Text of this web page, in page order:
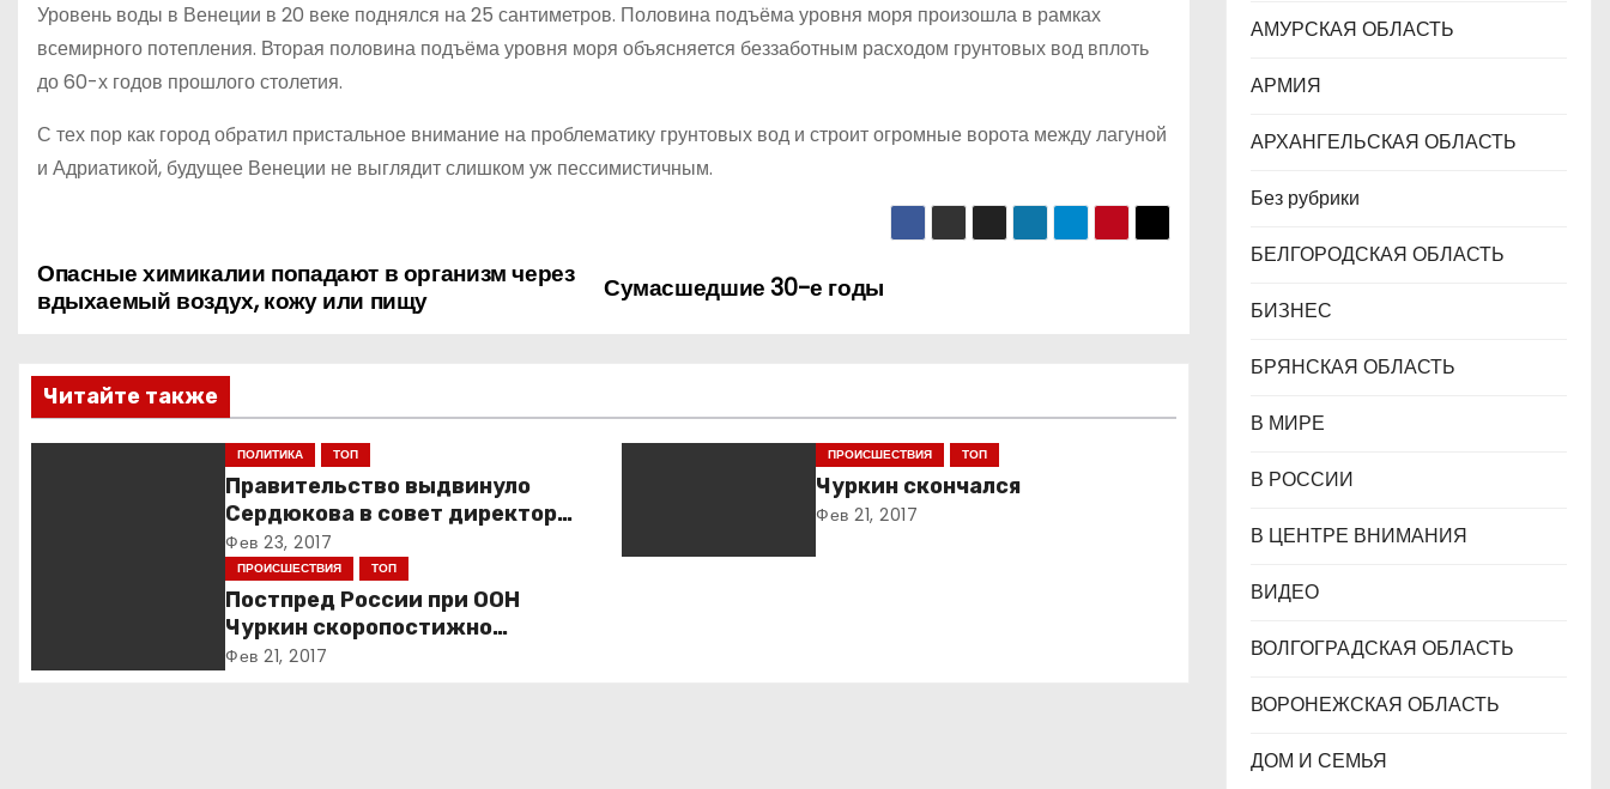
Уровень воды в Венеции в 20 веке поднялся на 25 сантиметров. Половина подъёма уровня моря произошла в рамках
всемирного потепления. Вторая половина подъёма уровня моря объясняется беззаботным расходом грунтовых вод вплоть
до 60-х годов прошлого столетия.
С тех пор как город обратил пристальное внимание на проблематику грунтовых вод и строит огромные ворота между лагуной
и Адриатикой, будущее Венеции не выглядит слишком уж пессимистичным.
Н
в
и
я
Сумасшедшие 30-е годы
Опасные химикалии попадают в организм через
вдыхаемый воздух, кожу или пищу
Читайте также
ПОЛИТИКА ТОП
Правительство выдвинуло
Сердюкова в совет директоров
ОАК
Фев 23, 2017
ПРОИСШЕСТВИЯ ТОП
Чуркин скончался
Фев 21, 2017
ПРОИСШЕСТВИЯ ТОП
Постпред России при ООН
Чуркин скоропостижно
скончался в Нью-йорке
Фев 21, 2017
АМУРСКАЯ ОБЛАСТЬ
АРМИЯ
АРХАНГЕЛЬСКАЯ ОБЛАСТЬ
Без рубрики
БЕЛГОРОДСКАЯ ОБЛАСТЬ
БИЗНЕС
БРЯНСКАЯ ОБЛАСТЬ
В МИРЕ
В РОССИИ
В ЦЕНТРЕ ВНИМАНИЯ
ВИДЕО
ВОЛГОГРАДСКАЯ ОБЛАСТЬ
ВОРОНЕЖСКАЯ ОБЛАСТЬ
ДОМ И СЕМЬЯ